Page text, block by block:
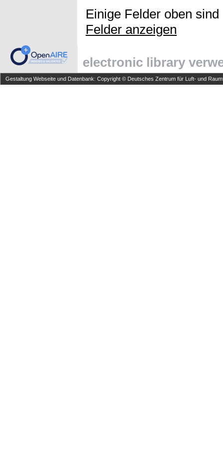
Einige Felder oben
Felder anzeigen
electronic library
Gestaltung Webseite und Datenbank: Copyright © Deutsches Zentrum für Luft- und